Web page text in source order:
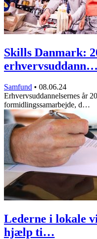
Skills Danmark:
erhvervsuddann…
Samfund • 08.06.24
Erhvervsuddannelsernes år
formidlingssamarbejde, d…
Lederne i lokale
hjælp ti…